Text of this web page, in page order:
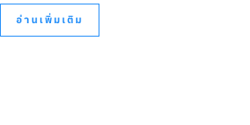
อ่านเพิ่มเติม